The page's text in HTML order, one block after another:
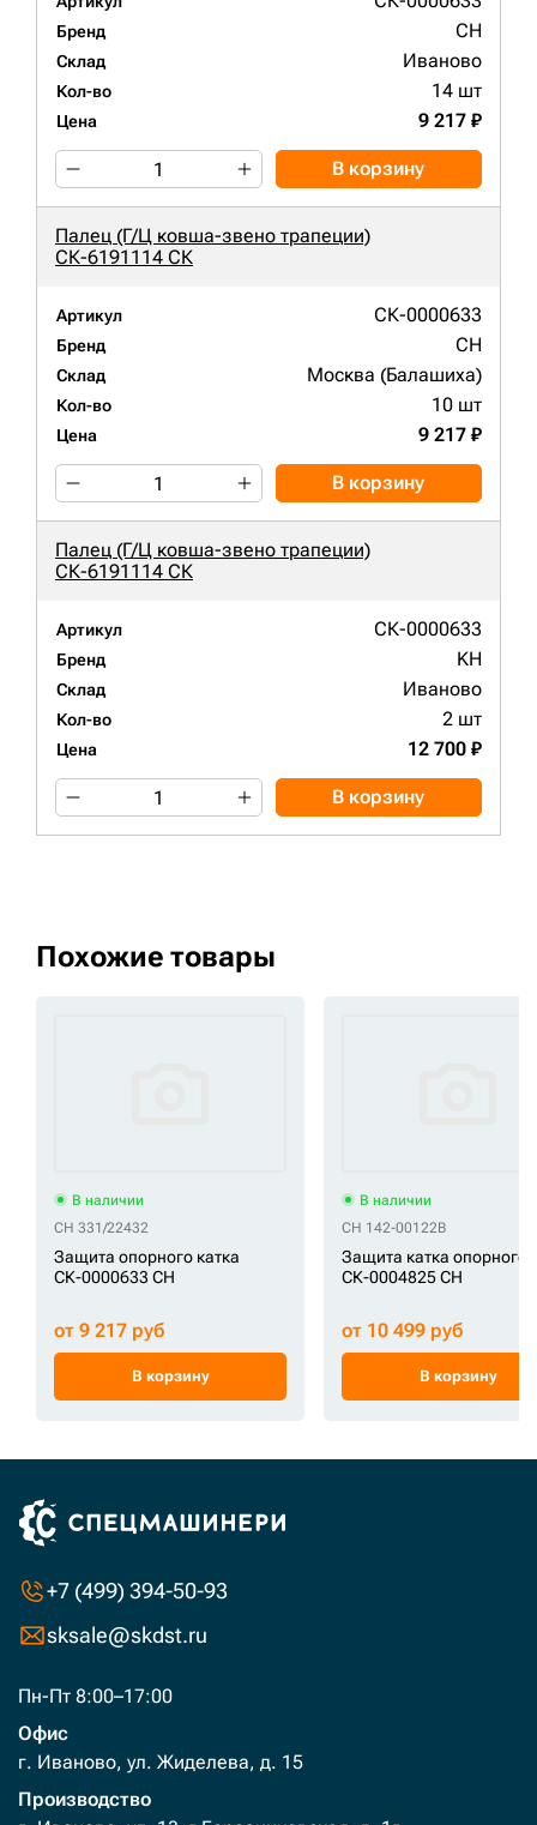
Бренд CH
Склад Иваново
Кол-во 14 шт
Цена 9 217 ₽
В корзину
Палец (Г/Ц ковша-звено трапеции)
СК-6191114 СК
Артикул СК-0000633
Бренд CH
Склад Москва (Балашиха)
Кол-во 10 шт
Цена 9 217 ₽
В корзину
Палец (Г/Ц ковша-звено трапеции)
СК-6191114 СК
Артикул СК-0000633
Бренд KH
Склад Иваново
Кол-во 2 шт
Цена 12 700 ₽
В корзину
Похожие товары
В наличии
CH 331/22432
Защита опорного катка
СК-0000633 CH
от 9 217 руб
В корзину
В наличии
CH 142-00122B
Защита катка опорного
СК-0004825 CH
от 10 499 руб
В корзину
+7 (499) 394-50-93
sksale@skdst.ru
Пн-Пт 8:00–17:00
Офис
г. Иваново, ул. Жиделева, д. 15
Производство